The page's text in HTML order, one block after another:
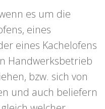
es um die
eines
eines Kachelofens
Handwerksbetrieb
bzw. sich von
und auch beliefern